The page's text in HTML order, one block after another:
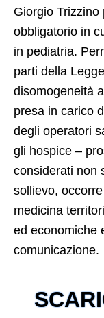
Giorgio Trizzino
obbligatorio in
in pediatria.
parti della
disomogeneità
presa in carico
degli operatori
gli hospice –
considerati non
sollievo,
medicina
ed economiche
comunicazione.